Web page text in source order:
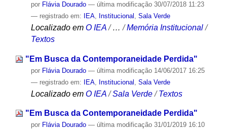
por Flávia Dourado — última modificação30/07/2018 11:23
— registrado em:
IEA, Institucional , Sala Verde
Localizado em O IEA /…/Memória Institucional /
Textos
"Em Busca da Contemporaneidade Perdida"
por Flávia Dourado — última modificação14/06/2017 16:25
— registrado em: IEA, Institucional Sala Verde
Localizado em O IEA /Sala Verde /Textos
"Em Busca da Contemporaneidade Perdida"
por Flávia Dourado — última modificação31/01/2019 16:10